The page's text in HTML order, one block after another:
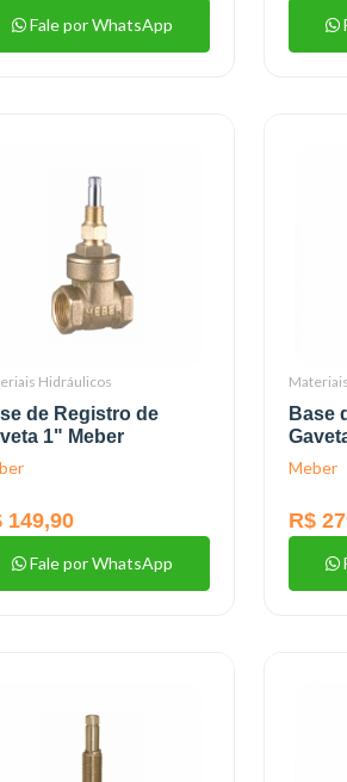
Fale por WhatsApp
Hidráulicos
de Registro de
1" Meber
149,90
Fale por WhatsApp
Base
Meber
R$